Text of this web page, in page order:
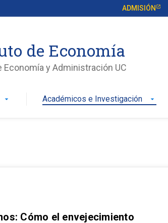
ADMISIÓN
de Economía
Economía y Administración UC
arrow_drop_down Académicos e Investigación arrow_drop_down
Cómo el envejecimiento